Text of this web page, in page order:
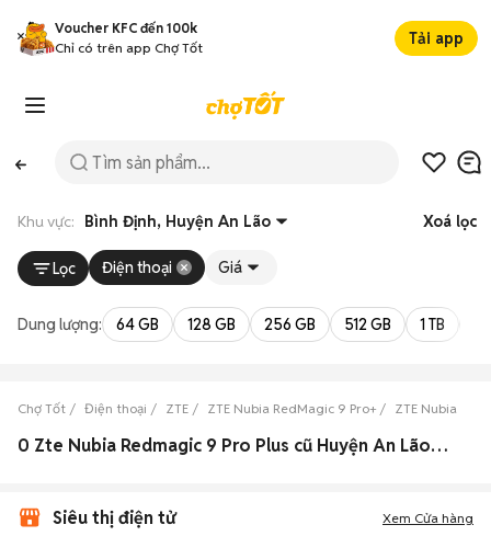
Voucher KFC đến 100k
Chỉ có trên app Chợ Tốt
Tải app
Khu vực: Bình Định, Huyện An Lão Xoá lọc
Lọc Điện thoại Giá
Dung lượng: 64 GB 128 GB 256 GB 512 GB 1 TB
Chợ Tốt Điện thoại ZTE ZTE Nubia RedMagic 9 Pro+ ZTE Nubia
0 Zte Nubia Redmagic 9 Pro Plus cũ Huyện An Lão, Bình Định đẹp
Siêu thị điện tử Xem Cửa hàng